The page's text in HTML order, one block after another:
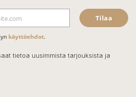
Tilaa
käyttöehdot.
tietoa uusimmista tarjouksista ja